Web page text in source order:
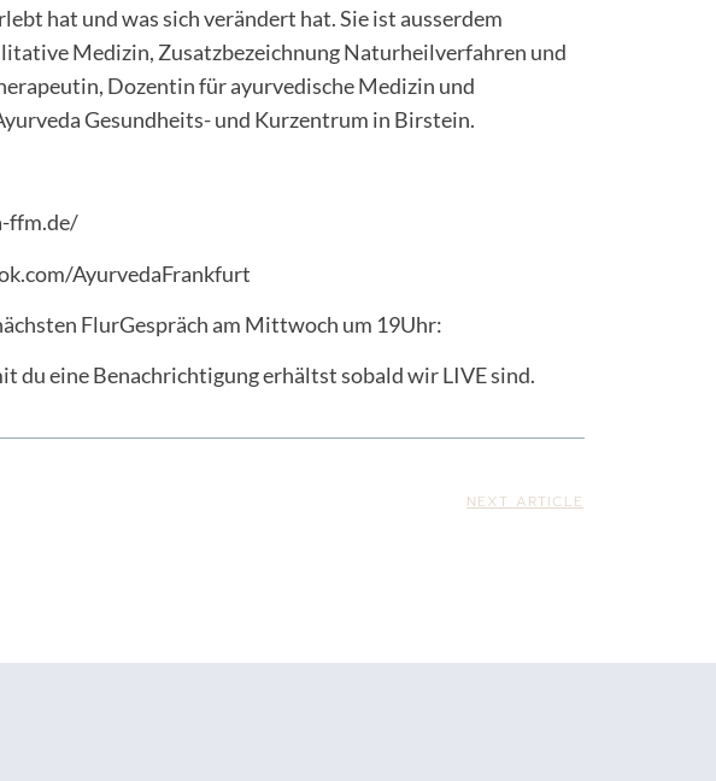
hat und was sich verändert hat. Sie ist ausserdem
Medizin, Zusatzbezeichnung Naturheilverfahren und
Dozentin für ayurvedische Medizin und
Gesundheits- und Kurzentrum in Birstein.
ffm.de/
AyurvedaFrankfurt
FlurGespräch am Mittwoch um 19Uhr:
du eine Benachrichtigung erhältst sobald wir LIVE sind.
NEXT ARTICLE